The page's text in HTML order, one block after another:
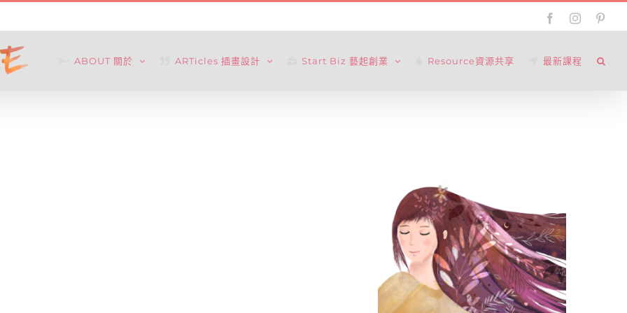
FacebookInstagram
ABOUT 關於 ARTicles 插畫設計 Start Biz 藝起創業 Resource資源共享 最新課程